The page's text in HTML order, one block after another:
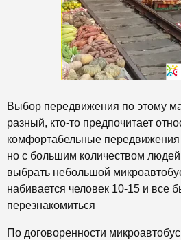
Выбор передвижения по этому
разный, кто-то предпочитает
комфортабельные передвижения
но с большим количеством
выбрать небольшой
набивается человек 10-15 и все
перезнакомиться
По договоренности